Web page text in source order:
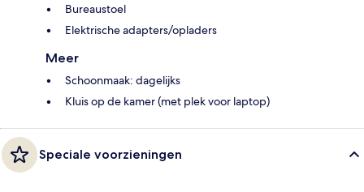
Bureaustoel
Elektrische adapters/opladers
Meer
Schoonmaak: dagelijks
Kluis op de kamer (met plek voor laptop)
Speciale voorzieningen